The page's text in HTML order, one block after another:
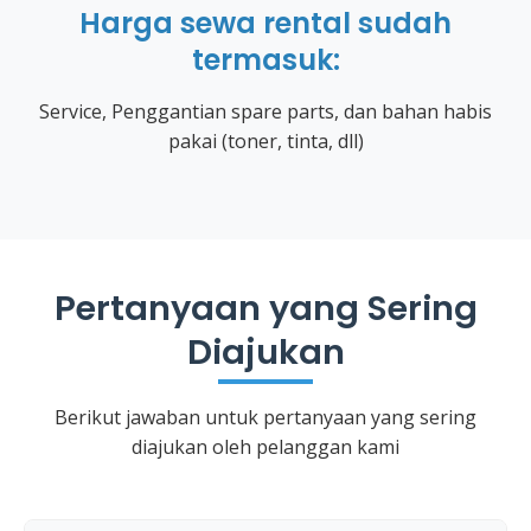
Harga sewa rental sudah
termasuk:
Service, Penggantian spare parts, dan bahan habis
pakai (toner, tinta, dll)
Pertanyaan yang Sering
Diajukan
Berikut jawaban untuk pertanyaan yang sering
diajukan oleh pelanggan kami